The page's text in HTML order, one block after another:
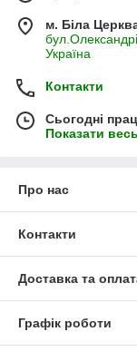
м. Біла
Україна
Контакти
Сьогодні
Показати
Про нас
Контакти
Доставка та
Графік роботи